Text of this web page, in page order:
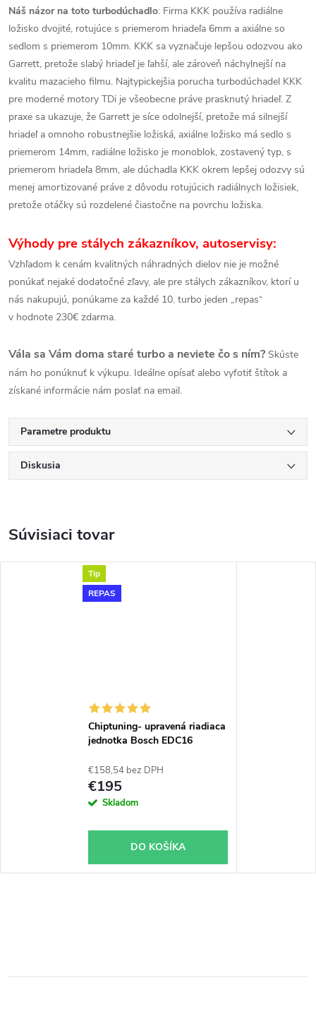
Náš názor na toto turbodúchadlo: Firma KKK používa radiálne
ložisko dvojité, rotujúce s priemerom hriadeľa 6mm a axiálne so
sedlom s priemerom 10mm. KKK sa vyznačuje lepšou odozvou ako
Garrett, pretože slabý hriadeľ je ľahší, ale zároveň náchylnejší na
kvalitu mazacieho filmu. Najtypickejšia porucha turbodúchadel KKK
pre moderné motory TDi je všeobecne práve prasknutý hriadeľ. Z
praxe sa ukazuje, že Garrett je síce odolnejší, pretože má silnejší
hriadeľ a omnoho robustnejšie ložiská, axiálne ložisko má sedlo s
priemerom 14mm, radiálne ložisko je monoblok, zostavený typ, s
priemerom hriadeľa 8mm, ale dúchadla KKK okrem lepšej odozvy sú
menej amortizované práve z dôvodu rotujúcich radiálnych ložisiek,
pretože otáčky sú rozdelené čiastočne na povrchu ložiska.
Výhody pre stálych zákazníkov, autoservisy:
Vzhľadom k cenám kvalitných náhradných dielov nie je možné
ponúkať nejaké dodatočné zľavy, ale pre stálych zákazníkov, ktorí u
nás nakupujú, ponúkame za každé 10. turbo jeden „repas“
v hodnote 230€ zdarma.
Vála sa Vám doma staré turbo a neviete čo s ním? Skúste
nám ho ponúknuť k výkupu. Ideálne opísať alebo vyfotiť štítok a
získané informácie nám poslať na email.
Parametre produktu
Diskusia
Súvisiaci tovar
Tip
REPAS
Chiptuning- upravená riadiaca
jednotka Bosch EDC16
€158,54 bez DPH
€195
Skladom
DO KOŠÍKA